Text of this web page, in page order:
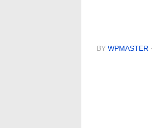
BY WPMASTER